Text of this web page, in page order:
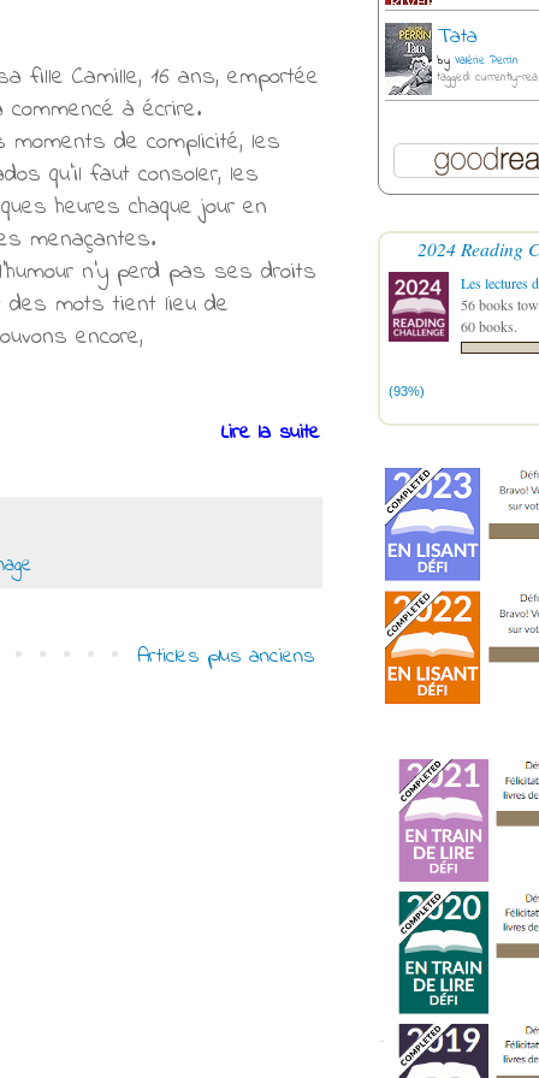
fille Camille, 16 ans, emportée
à écrire.
moments de complicité, les
qu’il faut consoler, les
heures chaque jour en
menaçantes.
n’y perd pas ses droits
des mots tient lieu de
encore,
Lire la suite
Articles plus anciens
Tata
by Valérie Perrin
tagged: currently-
2024 Reading
Les lectures
56 books
60 books.
(93%)